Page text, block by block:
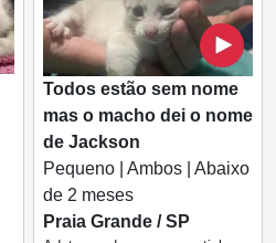
Todos estão sem nome
mas o macho dei o nome
de Jackson
Pequeno | Ambos | Abaixo
de 2 meses
Praia Grande / SP